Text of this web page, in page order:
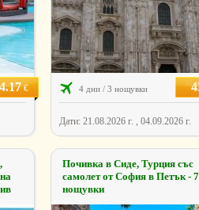
€ 4 дни / 3 нощувки
Дати: 21.08.2026 г. , 04.09.2026 г.
Почивка в Сиде, Турция със
самолет от София в Петък - 7
нощувки